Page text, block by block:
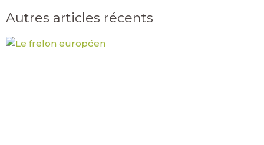
Autres articles récents